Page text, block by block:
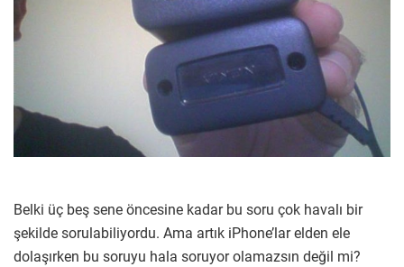
Belki üç beş sene öncesine kadar bu soru çok havalı bir
şekilde sorulabiliyordu. Ama artık iPhone’lar elden ele
dolaşırken bu soruyu hala soruyor olamazsın değil mi?